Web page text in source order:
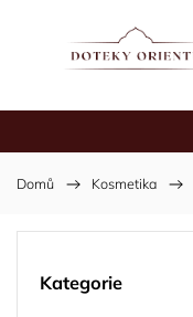
Domů / Kosmetika /
Kategorie